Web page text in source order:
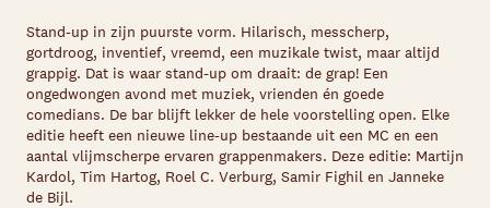
Stand-up in zijn puurste vorm. Hilarisch, messcherp,
gortdroog, inventief, vreemd, een muzikale twist, maar altijd
grappig. Dat is waar stand-up om draait: de grap! Een
ongedwongen avond met muziek, vrienden én goede
comedians. De bar blijft lekker de hele voorstelling open. Elke
editie heeft een nieuwe line-up bestaande uit een MC en een
aantal vlijmscherpe ervaren grappenmakers. Deze editie: Martijn
Kardol, Tim Hartog, Roel C. Verburg, Samir Fighil en Janneke
de Bijl.